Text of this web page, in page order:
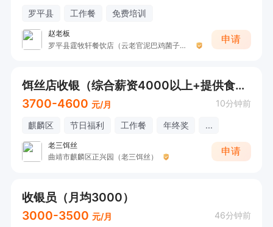
罗平县 工作餐 免费培训
赵老板
罗平县霆牧轩餐饮店（云老官泥巴鸡菌子火锅）
申请
饵丝店收银（综合薪资4000以上+提供食宿）
3700-4600 元/月 10分钟前
麒麟区 节日福利 工作餐 年终奖 ...
老三饵丝
曲靖市麒麟区正兴园（老三饵丝）
申请
收银员（月均3000）
3000-3500 元/月 46分钟前